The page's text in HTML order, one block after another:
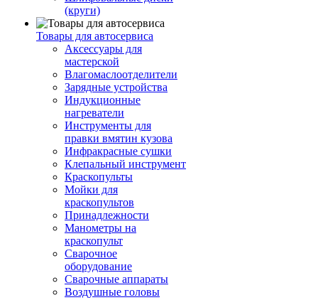
(круги)
Товары для автосервиса
Аксессуары для
мастерской
Влагомаслоотделители
Зарядные устройства
Индукционные
нагреватели
Инструменты для
правки вмятин кузова
Инфракрасные сушки
Клепальный инструмент
Краскопульты
Мойки для
краскопультов
Принадлежности
Манометры на
краскопульт
Сварочное
оборудование
Сварочные аппараты
Воздушные головы